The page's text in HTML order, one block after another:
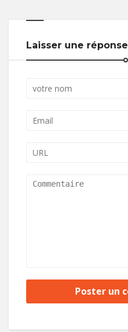
Laisser une réponse